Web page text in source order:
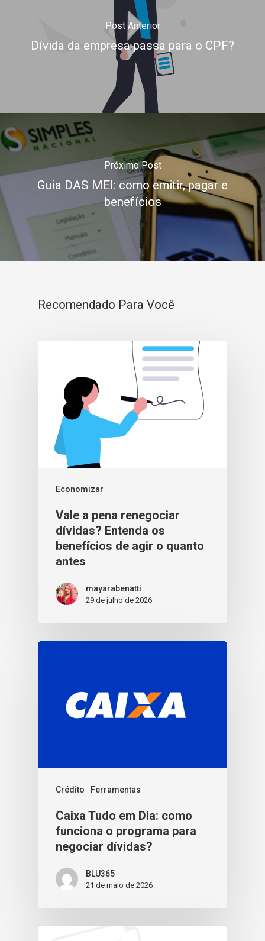
Post Anterior
Dívida da empresa passa para o CPF?
Próximo Post
Guia DAS MEI: como emitir, pagar e
benefícios
Recomendado Para Você
Economizar
Vale a pena renegociar
dívidas? Entenda os
benefícios de agir o quanto
antes
mayarabenatti
29 de julho de 2026
Crédito Ferramentas
Caixa Tudo em Dia: como
funciona o programa para
negociar dívidas?
BLU365
21 de maio de 2026